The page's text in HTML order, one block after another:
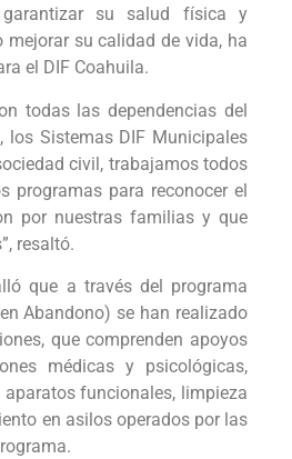
garantizar su salud física y
mejorar su calidad de vida, ha
el DIF Coahuila.
todas las dependencias del
los Sistemas DIF Municipales
civil, trabajamos todos
programas para reconocer el
por nuestras familias y que
resaltó.
que a través del programa
Abandono) se han realizado
que comprenden apoyos
médicas y psicológicas,
funcionales, limpieza
en asilos operados por las